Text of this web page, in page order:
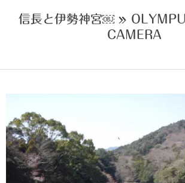
楽
信長と伊勢神宮￼ »
CAMERA